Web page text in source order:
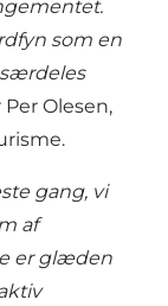
som en
Per Olesen,
gang, vi
af
er glæden